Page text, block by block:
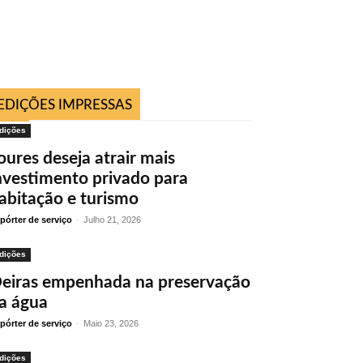
EDIÇÕES IMPRESSAS
deseja atrair mais
privado para
e turismo
de serviço - Julho 21, 2026
empenhada na preservação
água
de serviço - Maio 23, 2026